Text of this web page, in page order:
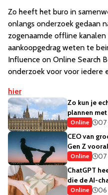
Zo heeft het buro in
onlangs onderzoek gedaan
zogenaamde offline
aankoopgedrag weten te
Influence on Online Search
onderzoek voor voor iedere
hier
Zo kun je
plannen
Online
07
CEO van
Gen Z
Online
07
ChatGPT
die de AI-
Online
06